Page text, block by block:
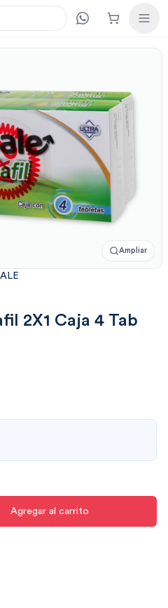
Ampliar
2X1 Caja 4 Tab
Agregar al carrito